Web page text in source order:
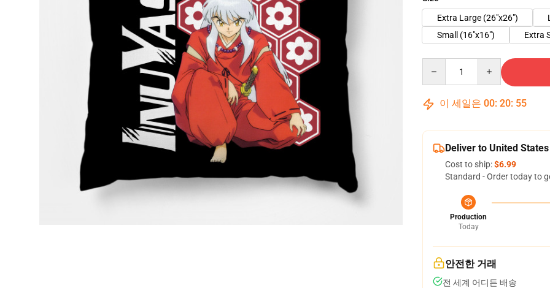
Extra Large (26"x26")
Small (16"x16")
Extra
이 세일은 00: 20: 54
Deliver to United States
Cost to ship:$6.99
Standard - Order today to
Production
Today
안전한 거래
전 세계 어디든 배송